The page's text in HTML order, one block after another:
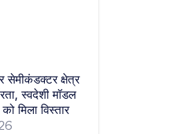
क्षेत्र
स्वदेशी मॉडल
मिला विस्तार